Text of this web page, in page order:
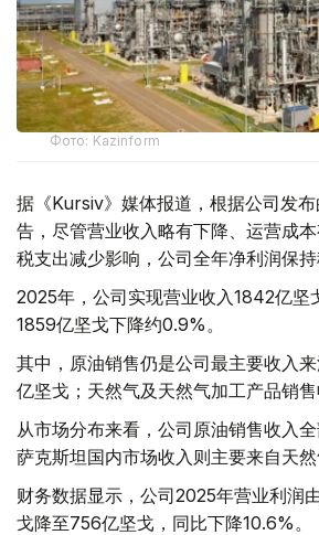
Фото: Kazinform
据《Kursiv》媒体报道，根据公司发
告，尽管营业收入略有下降、运营成
税支出减少影响，公司全年净利润保持
2025年，公司实现营业收入1842亿坚
1859亿坚戈下降约0.9%。
其中，原油销售仍是公司最主要收入
亿坚戈；天然气及天然气加工产品销售
从市场分布来看，公司原油销售收入
萨克斯坦国内市场收入则主要来自天然
财务数据显示，公司2025年营业利润
戈降至756亿坚戈，同比下降10.6%。